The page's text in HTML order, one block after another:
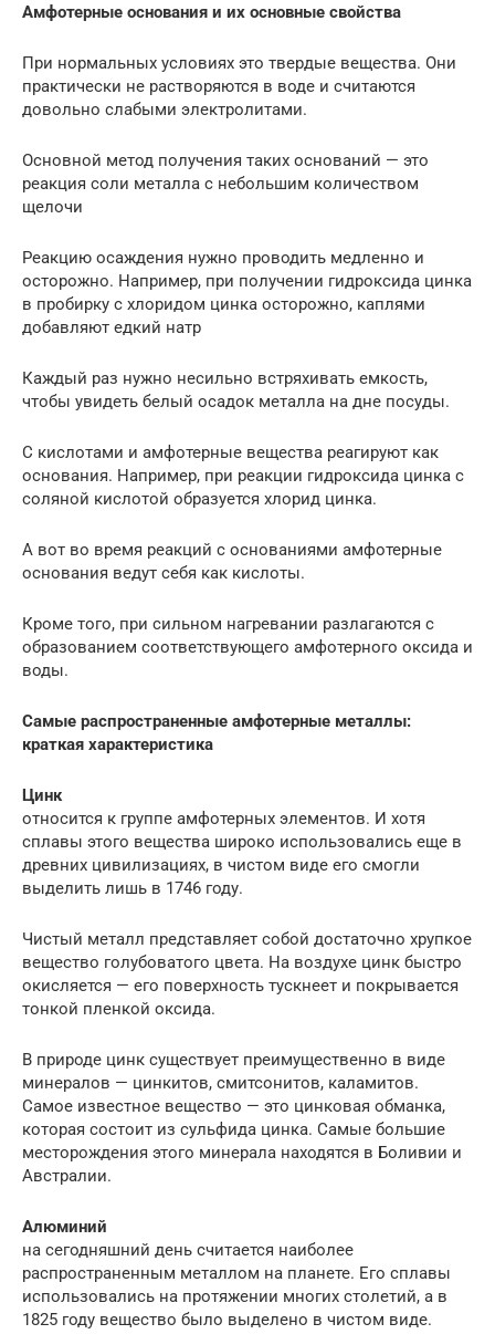
Амфотерные основания и их основные свойства
При нормальных условиях это твердые вещества. Они
практически не растворяются в воде и считаются
довольно слабыми электролитами.
Основной метод получения таких оснований — это
реакция соли металла с небольшим количеством
щелочи
Реакцию осаждения нужно проводить медленно и
осторожно. Например, при получении гидроксида цинка
в пробирку с хлоридом цинка осторожно, каплями
добавляют едкий натр
Каждый раз нужно несильно встряхивать емкость,
чтобы увидеть белый осадок металла на дне посуды.
С кислотами и амфотерные вещества реагируют как
основания. Например, при реакции гидроксида цинка с
соляной кислотой образуется хлорид цинка.
А вот во время реакций с основаниями амфотерные
основания ведут себя как кислоты.
Кроме того, при сильном нагревании разлагаются с
образованием соответствующего амфотерного оксида и
воды.
Самые распространенные амфотерные металлы:
краткая характеристика
Цинк
относится к группе амфотерных элементов. И хотя
сплавы этого вещества широко использовались еще в
древних цивилизациях, в чистом виде его смогли
выделить лишь в 1746 году.
Чистый металл представляет собой достаточно хрупкое
вещество голубоватого цвета. На воздухе цинк быстро
окисляется — его поверхность тускнеет и покрывается
тонкой пленкой оксида.
В природе цинк существует преимущественно в виде
минералов — цинкитов, смитсонитов, каламитов.
Самое известное вещество — это цинковая обманка,
которая состоит из сульфида цинка. Самые большие
месторождения этого минерала находятся в Боливии и
Австралии.
Алюминий
на сегодняшний день считается наиболее
распространенным металлом на планете. Его сплавы
использовались на протяжении многих столетий, а в
1825 году вещество было выделено в чистом виде.